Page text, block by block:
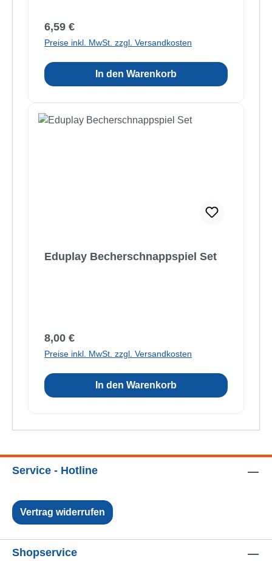
Regulärer Preis:
6,59 €
Preise inkl. MwSt. zzgl. Versandkosten
In den Warenkorb
Eduplay Becherschnappspiel Set
Regulärer Preis:
8,00 €
Preise inkl. MwSt. zzgl. Versandkosten
In den Warenkorb
Service - Hotline
Vertrag widerrufen
Shopservice